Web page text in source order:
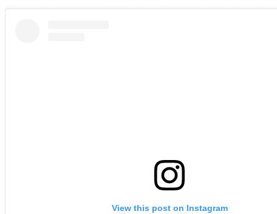
View this post on Instagram